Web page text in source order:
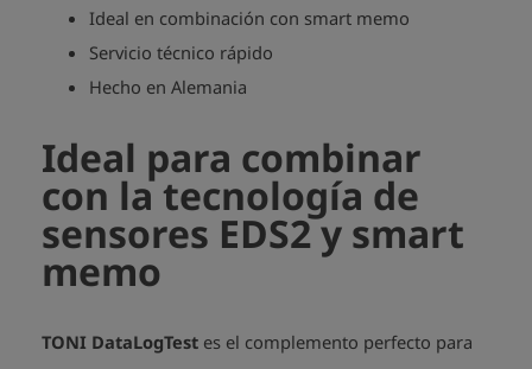
Ideal en combinación con smart memo
Servicio técnico rápido
Hecho en Alemania
Ideal para combinar
con la tecnología de
sensores EDS2 y smart
memo
TONI DataLogTest es el complemento perfecto para